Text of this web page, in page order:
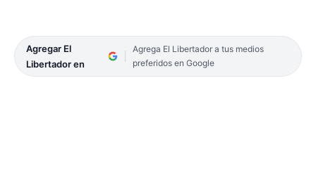
Agregar El
Libertador en
Agrega El Libertador a tus medios
preferidos en Google